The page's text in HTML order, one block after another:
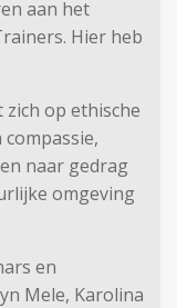
aan het
Hier heb
op ethische
naar gedrag
omgeving
en
Mele, Karolina